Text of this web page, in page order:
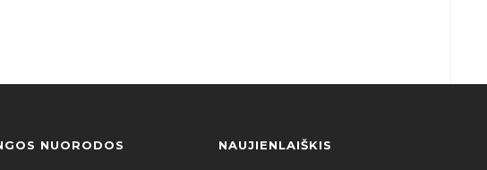
NUORODOS NAUJIENLAIŠKIS